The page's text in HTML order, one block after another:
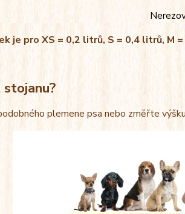
je pro XS = 0,2 litrů, S = 0,4 litrů, M
plemene psa nebo změřte